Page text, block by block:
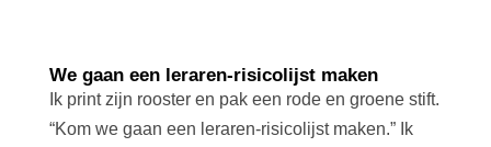
We gaan een leraren-risicolijst maken
Ik print zijn rooster en pak een rode en groene stift.
“Kom we gaan een leraren-risicolijst maken.” Ik